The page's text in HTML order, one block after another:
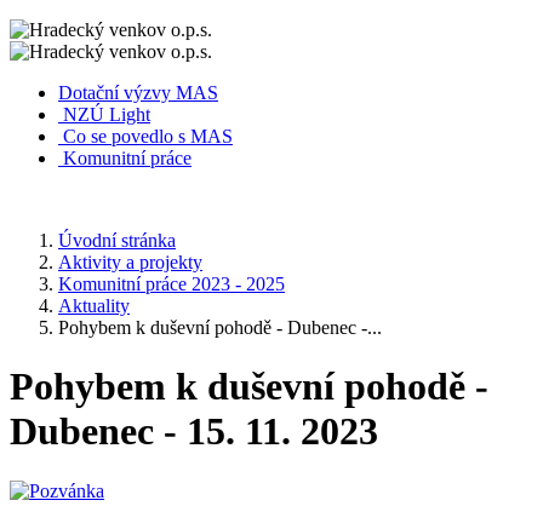
Dotační výzvy MAS
NZÚ Light
Co se povedlo s MAS
Komunitní práce
Úvodní stránka
Aktivity a projekty
Komunitní práce 2023 - 2025
Aktuality
Pohybem k duševní pohodě - Dubenec -...
Pohybem k duševní pohodě -
Dubenec - 15. 11. 2023